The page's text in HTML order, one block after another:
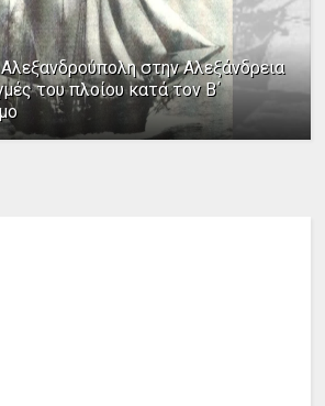
στην Αλεξάνδρεια
του πλοίου κατά τον Β΄